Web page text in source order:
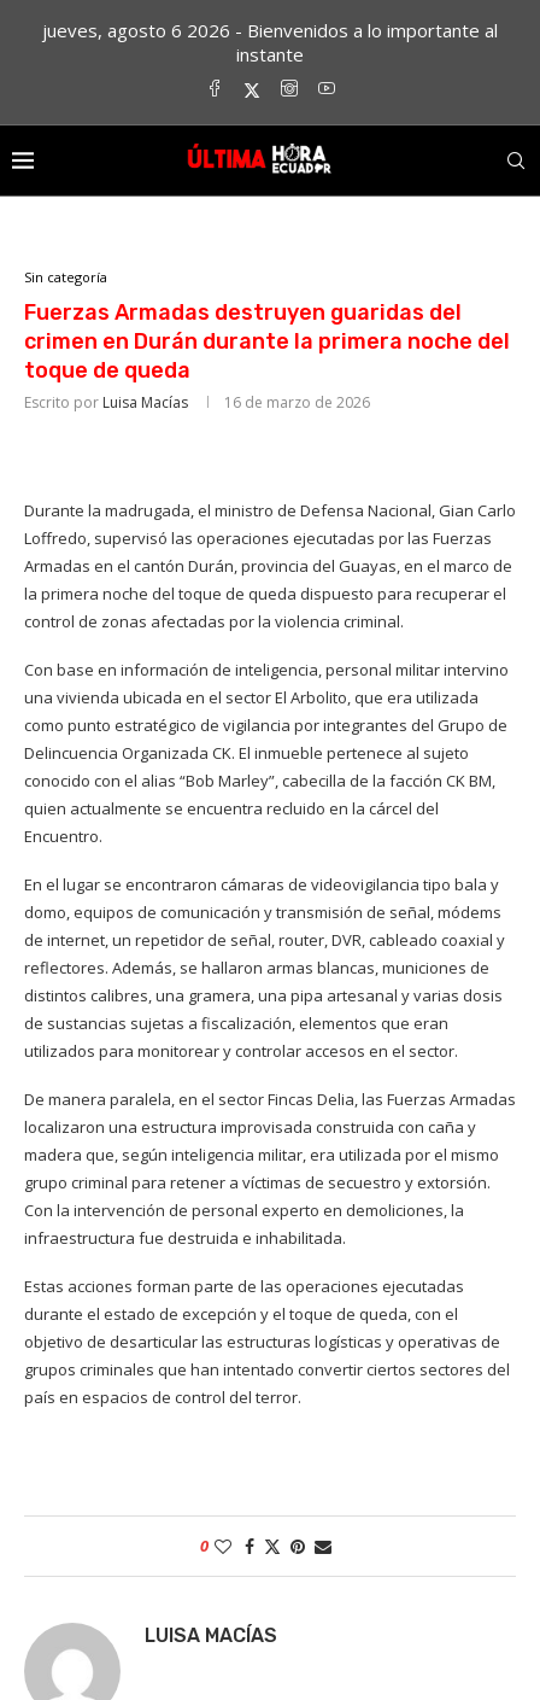
jueves, agosto 6 2026 - Bienvenidos a lo importante al
instante
Sin categoría
Fuerzas Armadas destruyen guaridas del
crimen en Durán durante la primera noche del
toque de queda
Escrito por Luisa Macías 16 de marzo de 2026
Durante la madrugada, el ministro de Defensa Nacional, Gian Carlo
Loffredo, supervisó las operaciones ejecutadas por las Fuerzas
Armadas en el cantón Durán, provincia del Guayas, en el marco de
la primera noche del toque de queda dispuesto para recuperar el
control de zonas afectadas por la violencia criminal.
Con base en información de inteligencia, personal militar intervino
una vivienda ubicada en el sector El Arbolito, que era utilizada
como punto estratégico de vigilancia por integrantes del Grupo de
Delincuencia Organizada CK. El inmueble pertenece al sujeto
conocido con el alias “Bob Marley”, cabecilla de la facción CK BM,
quien actualmente se encuentra recluido en la cárcel del
Encuentro.
En el lugar se encontraron cámaras de videovigilancia tipo bala y
domo, equipos de comunicación y transmisión de señal, módems
de internet, un repetidor de señal, router, DVR, cableado coaxial y
reflectores. Además, se hallaron armas blancas, municiones de
distintos calibres, una gramera, una pipa artesanal y varias dosis
de sustancias sujetas a fiscalización, elementos que eran
utilizados para monitorear y controlar accesos en el sector.
De manera paralela, en el sector Fincas Delia, las Fuerzas Armadas
localizaron una estructura improvisada construida con caña y
madera que, según inteligencia militar, era utilizada por el mismo
grupo criminal para retener a víctimas de secuestro y extorsión.
Con la intervención de personal experto en demoliciones, la
infraestructura fue destruida e inhabilitada.
Estas acciones forman parte de las operaciones ejecutadas
durante el estado de excepción y el toque de queda, con el
objetivo de desarticular las estructuras logísticas y operativas de
grupos criminales que han intentado convertir ciertos sectores del
país en espacios de control del terror.
0
LUISA MACÍAS